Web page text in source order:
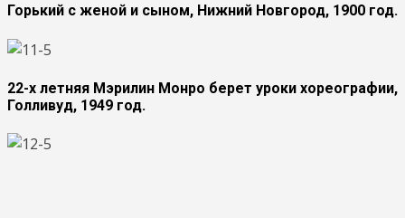
Горький с женой и сыном, Нижний Новгород, 1900 год.
22-х летняя Мэрилин Монро берет уроки хореографии,
Голливуд, 1949 год.